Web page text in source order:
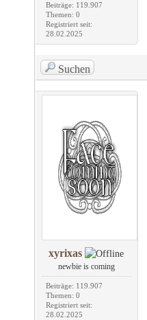
Beiträge: 119.907
Themen: 0
Registriert seit:
28.02.2025
Suchen
xyrixas
newbie is coming
Beiträge: 119.907
Themen: 0
Registriert seit:
28.02.2025